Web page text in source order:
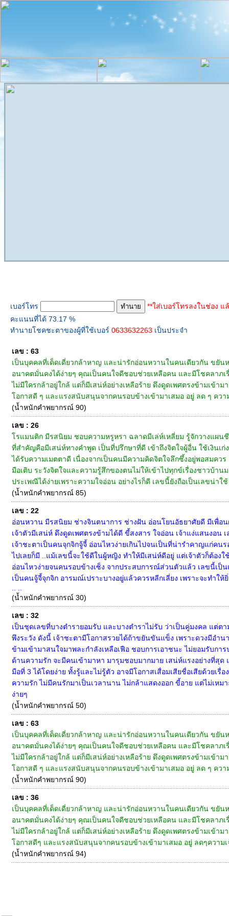
เบอร์โทร
**ใส่เบอร์โทรลงในช่อง แ
คะแนนที่ได้ 73.17 %
ทำนายโชคชะตาของผู้ที่ใช้เบอร์ 0633632263 เป็นประจำ
เลข : 63
เป็นบุคคลที่เด็ดเดี่ยวกล้าหาญ และน่ารักอ่อนหวานในคนเดียวกัน ขยั
อนาคตมั่นคงได้ง่ายๆ คุณเป็นคนใจดีชอบช่วยเหลือคน และมีโชคลาภ
ไม่มีใครกล้าอยู่ใกล้ แต่ก็มีเสน่ห์อย่างเหลือร้าย ดึงดูดเพศตรงข้ามเข้า
โอกาสดี ๆ และแรงสนับสนุนจากคนรอบข้างเข้ามาเสมอ อยู่ ลด ๆ คว
(น้ำหนักคำพยากรณ์ 90)
เลข : 26
โรแมนติก มีรสนิยม ชอบความหรูหรา ฉลาดมีเล่ห์เหลี่ยม รู้จักวางแผน
ที่สำคัญคือมีเสน่ห์ทางคำพูด เป็นที่ปรึกษาที่ดี เข้าถึงจิตใจผู้อื่น ใช้เงินเ
ได้รับความเมตตาดี เนื่องจากเป็นคนมีความคิดจิตใจลึกซึ้งอยู่พอสมคว
มือเติบ ระวังจิตใจและความรู้สึกของตนไม่ให้เข้าไปทุกข์เรื่องชาวบ้า
ประเพณีได้ง่ายเพราะความใจอ่อน อย่างไรก็ดี เลขนี้ยังถือเป็นเลขน่า
(น้ำหนักคำพยากรณ์ 85)
เลข : 22
อ่อนหวาน มีรสนิยม ช่างจินตนาการ ช่างฝัน อ่อนโยนอัธยาศัยดี มีเพื่อ
เจ้าตัวมีเสน่ห์ ดึงดูดเพศตรงข้ามได้ดี ขี้สงสาร ใจอ่อน เจ้าแง่แสนงอน
เจ้าชะตาเป็นคนจุกจิกจู้จี้ อ่อนไหวง่ายเกินไปจนเป็นที่น่ารำคาญแก่คน
ไปเลยก็มี ..แม้เลขนี้จะใช้ดีในผู้หญิง ทำให้มีเสน่ห์ดีอยู่ แต่เจ้าตัวก็ต้อ
อ่อนไหวง่ายจนคนรอบข้างเซ็ง จากประสบการณ์ส่วนตัวแล้ว เลขนี้เป็
เป็นคนจู้จี้จุกจิก อารมณ์เปราะบางอยู่แล้วควรหลีกเลี่ยง เพราะจะทำ
(น้ำหนักคำพยากรณ์ 30)
เลข : 32
เป็นชุดเลขที่บางตำรายอมรับ และบางตำราไม่รับ ว่าเป็นคู่มงคล แต่
พึงระวัง ดังนี้ เจ้าชะตามีโอกาสรวยได้ถ้าขยันขันแข็ง เพราะดวงมีอำ
ข้ามเข้ามาสนใจมาพละกำลังเหลือเฟือ ชอบการเอาชนะ ไม่ยอมรับก
ด้านความรัก จะมีคนเข้ามาหา มารุมชอบมากมาย เสน่ห์แรงอย่างที่สุด
มือที่ 3 ได้โดยง่าย ทั้งรู้และไม่รู้ตัว อาจมีโอกาสเสื่อมเสียชื่อเสียด้วยเ
ความรัก ไม่มีคนรักมาเป็นเวลานาน ไม่กล้าแสดงออก ขี้อาย แต่ไม่เห
ง่ายๆ
(น้ำหนักคำพยากรณ์ 50)
เลข : 63
เป็นบุคคลที่เด็ดเดี่ยวกล้าหาญ และน่ารักอ่อนหวานในคนเดียวกัน ขยั
อนาคตมั่นคงได้ง่ายๆ คุณเป็นคนใจดีชอบช่วยเหลือคน และมีโชคลาภ
ไม่มีใครกล้าอยู่ใกล้ แต่ก็มีเสน่ห์อย่างเหลือร้าย ดึงดูดเพศตรงข้ามเข้า
โอกาสดี ๆ และแรงสนับสนุนจากคนรอบข้างเข้ามาเสมอ อยู่ ลด ๆ คว
(น้ำหนักคำพยากรณ์ 90)
เลข : 36
เป็นบุคคลที่เด็ดเดี่ยวกล้าหาญ และน่ารักอ่อนหวานในคนเดียวกัน ขยั
อนาคตมั่นคงได้ง่ายๆ คุณเป็นคนใจดีชอบช่วยเหลือคน และมีโชคลาภ
ไม่มีใครกล้าอยู่ใกล้ แต่ก็มีเสน่ห์อย่างเหลือร้าย ดึงดูดเพศตรงข้ามเข้า
โอกาสดีๆ และแรงสนับสนุนจากคนรอบข้างเข้ามาเสมอ อยู่ ลดๆควา
(น้ำหนักคำพยากรณ์ 94)